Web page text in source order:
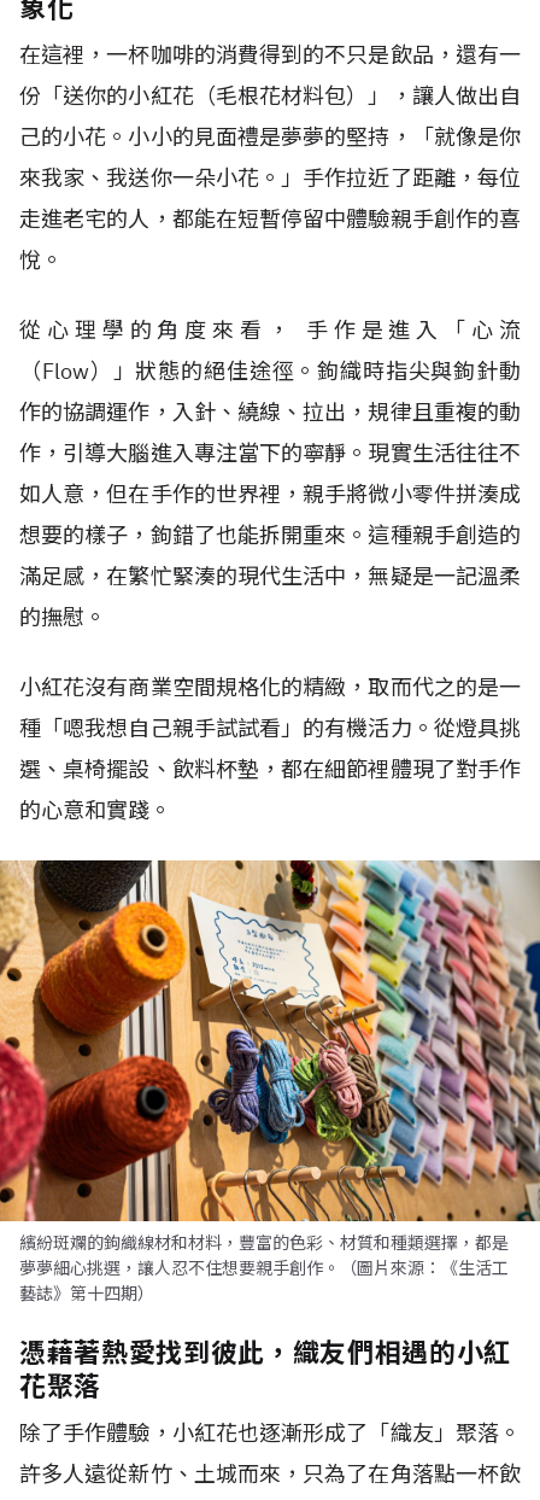
象化
在這裡，一杯咖啡的消費得到的不只是飲品，還有一
份「送你的小紅花（毛根花材料包）」，讓人做出自
己的小花。小小的見面禮是夢夢的堅持，「就像是你
來我家、我送你一朵小花。」手作拉近了距離，每位
走進老宅的人，都能在短暫停留中體驗親手創作的喜
悅。
從心理學的角度來看， 手作是進入「心流
（Flow）」狀態的絕佳途徑。鉤織時指尖與鉤針動
作的協調運作，入針、繞線、拉出，規律且重複的動
作，引導大腦進入專注當下的寧靜。現實生活往往不
如人意，但在手作的世界裡，親手將微小零件拼湊成
想要的樣子，鉤錯了也能拆開重來。這種親手創造的
滿足感，在繁忙緊湊的現代生活中，無疑是一記溫柔
的撫慰。
小紅花沒有商業空間規格化的精緻，取而代之的是一
種「嗯我想自己親手試試看」的有機活力。從燈具挑
選、桌椅擺設、飲料杯墊，都在細節裡體現了對手作
的心意和實踐。
繽紛斑斕的鉤織線材和材料，豐富的色彩、材質和種類選擇，都是
夢夢細心挑選，讓人忍不住想要親手創作。（圖片來源：《生活工
藝誌》第十四期）
憑藉著熱愛找到彼此，織友們相遇的小紅
花聚落
除了手作體驗，小紅花也逐漸形成了「織友」聚落。
許多人遠從新竹、土城而來，只為了在角落點一杯飲